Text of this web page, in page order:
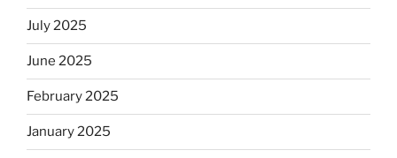
July 2025
June 2025
February 2025
January 2025